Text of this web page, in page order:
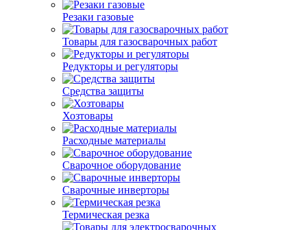
Резаки газовые
Товары для газосварочных работ
Редукторы и регуляторы
Средства защиты
Хозтовары
Расходные материалы
Сварочное оборудование
Сварочные инверторы
Термическая резка